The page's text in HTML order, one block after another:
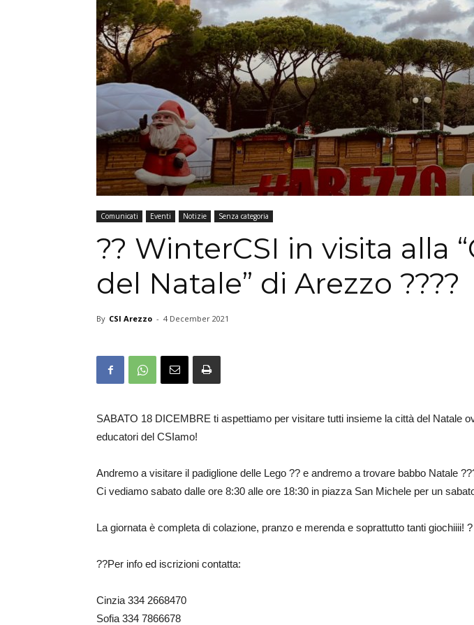
Comunicati Eventi Notizie Senza categoria
?? WinterCSI in visita alla
del Natale” di Arezzo ????
By CSI Arezzo - 4 December 2021
SABATO 18 DICEMBRE ti aspettiamo per visitare tutti insieme la città del Natale
educatori del CSIamo!
Andremo a visitare il padiglione delle Lego ?? e andremo a trovare babbo Natale
Ci vediamo sabato dalle ore 8:30 alle ore 18:30 in piazza San Michele per un
La giornata è completa di colazione, pranzo e merenda e soprattutto tanti giochiiii! ?
??Per info ed iscrizioni contatta:
Cinzia 334 2668470
Sofia 334 7866678